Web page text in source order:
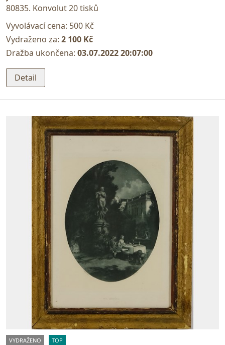
80835. Konvolut 20 tisků
Vyvolávací cena: 500 Kč
Vydraženo za: 2 100 Kč
Dražba ukončena: 03.07.2022 20:07:00
Detail
VYDRAŽENO TOP